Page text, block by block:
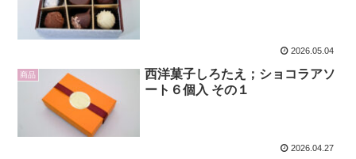
2026.05.04
商品
西洋菓子しろたえ；ショコラアソ
ート６個入 その１
2026.04.27